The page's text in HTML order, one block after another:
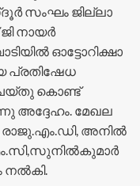
സംഘം ജില്ലാ
നായർ
ഓട്ടോറിക്ഷാ
പ്രതിഷേധ
കൊണ്ട്
അദ്ദേഹം. മേഖല
അനിൽ